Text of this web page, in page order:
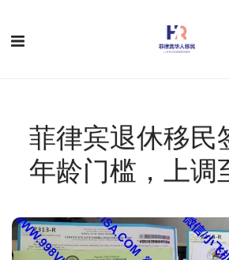
菲律宾退休移民
年龄门槛，上调